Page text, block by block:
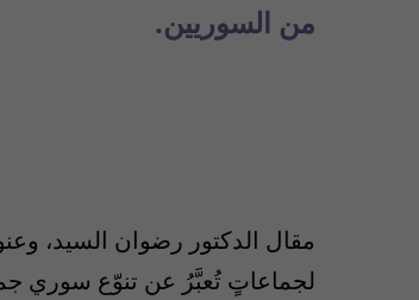
من السوريين.
مقال الدكتور رضوان السيد،
لجماعاتٍ تُعبَّرُ عن تنوّع سوري